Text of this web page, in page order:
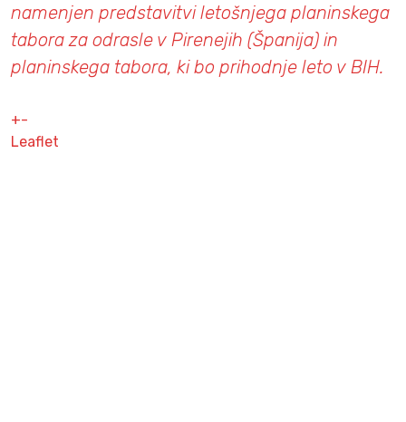
namenjen predstavitvi letošnjega planinskega
tabora za odrasle v Pirenejih (Španija) in
planinskega tabora, ki bo prihodnje leto v BIH.
+-
Leaflet